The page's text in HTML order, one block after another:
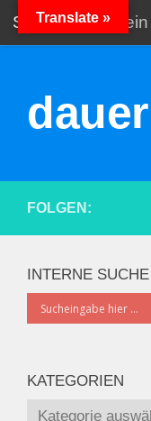
Zum Inhalt
Startseite
FOLGEN:
INTERNE
KATEGORIEN
Kategorien
Translate »